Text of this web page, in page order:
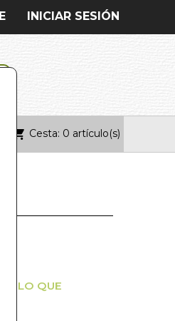
INICIAR SESIÓN
Cesta: 0 artículo(s)
LO QUE